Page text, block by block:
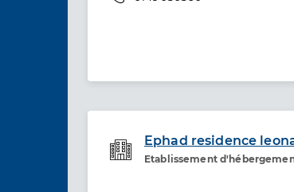
Ephad residence
Etablissement
Etablissement